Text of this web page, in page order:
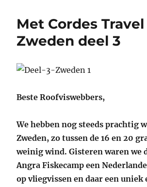
Met Cordes
Zweden deel 3
Beste Roofviswebbers,
We hebben nog steeds prachtig
Zweden, zo tussen de 16 en 20
weinig wind. Gisteren waren we
Angra Fiskecamp een
op vliegvissen en daar een uniek